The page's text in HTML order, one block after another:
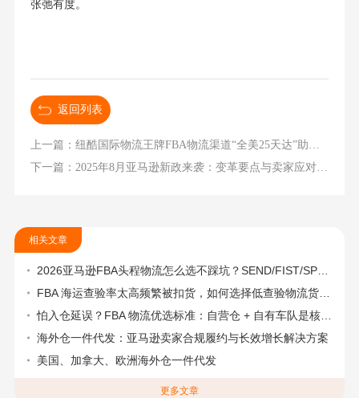
张弛有度。
返回列表
上一篇：纽酷国际物流王牌FBA物流渠道“全美25天达”助力杭州产业带品牌出海
下一篇：2025年8月亚马逊新政来袭：变革要点与卖家应对指南
相关文章
2026亚马逊FBA头程物流怎么选不踩坑？SEND/FIST/SPN官方认证物流商，只有这家敢承诺“准达率第一”
FBA 海运查验率太高频繁被扣货，如何选择低查验物流货代？
怕入仓延误？FBA 物流优选标准：自营仓 + 自有车队是核心硬指标
海外仓一件代发：亚马逊卖家合规履约与长效增长解决方案
美国、加拿大、欧洲海外仓一件代发
更多文章